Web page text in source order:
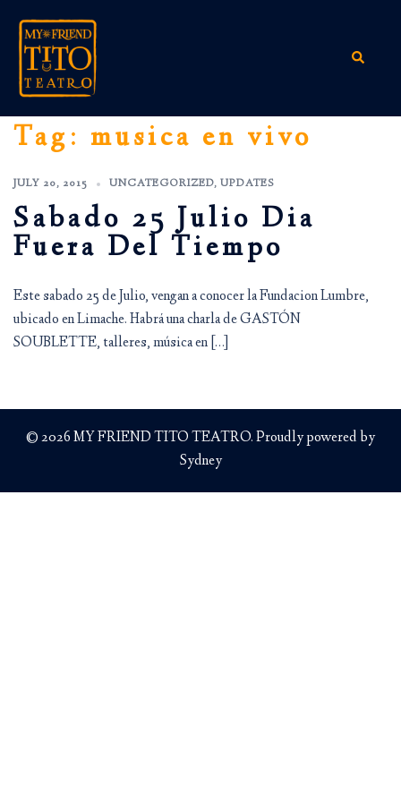
content
Search
Tag: musica en vivo
JULY 20, 2015 UNCATEGORIZED, UPDATES
Sabado 25 Julio Dia
Fuera Del Tiempo
Este sabado 25 de Julio, vengan a conocer la Fundacion Lumbre,
ubicado en Limache. Habrá una charla de GASTÓN
SOUBLETTE, talleres, música en […]
© 2026 MY FRIEND TITO TEATRO. Proudly powered by
Sydney